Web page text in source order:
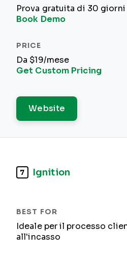
Prova gratuita di 30 giorni
Book Demo
Da $19/mese
Get Custom Pricing
Website
7 Ignition
Ideale per il processo
all'incasso